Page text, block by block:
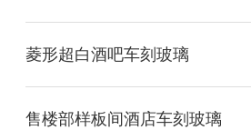
菱形超白酒吧车刻玻璃
售楼部样板间酒店车刻玻璃